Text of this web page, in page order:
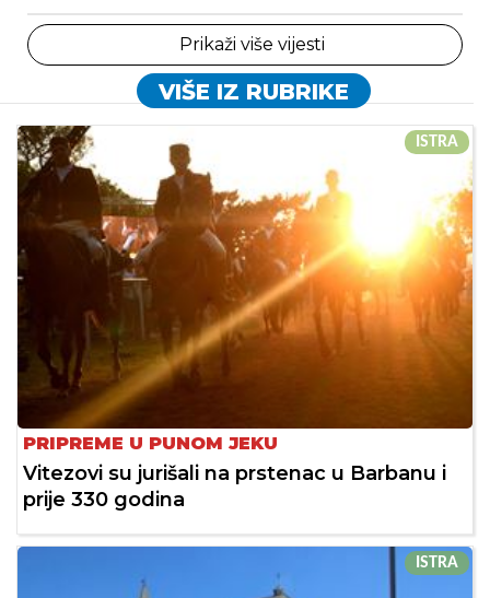
Prikaži više vijesti
VIŠE IZ RUBRIKE
ISTRA
PRIPREME U PUNOM JEKU
Vitezovi su jurišali na prstenac u Barbanu i
prije 330 godina
ISTRA